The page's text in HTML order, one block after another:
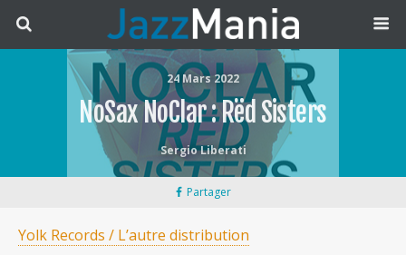
24 Mars 2022
NoSax NoClar : Rëd Sisters
Sergio Liberati
Partager
Yolk Records / L’autre distribution